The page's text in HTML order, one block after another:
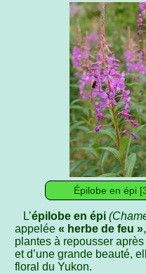
Épilobe en épi
L’épilobe en épi
appelée« herbe de feu »
plantes à repousser
et d’une grande beauté,
floral du Yukon.